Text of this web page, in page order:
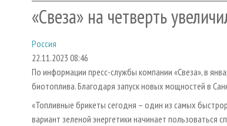
«Свеза» на четверть
Россия
22.11.2023 08:46
По информации пресс-службы компании «Свеза», в
биотоплива. Благодаря запуск новых мощностей в
«Топливные брикеты сегодня – один из самых
вариант зеленой энергетики начинает